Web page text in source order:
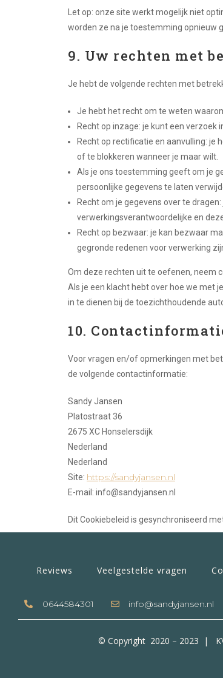
Let op: onze site werkt mogelijk niet
worden ze na je toestemming opnieuw
9. Uw rechten met
Je hebt de volgende rechten met
Je hebt het recht om te weten
Recht op inzage: je kunt een verzoek
Recht op rectificatie en aanvulling: je
of te blokkeren wanneer je maar wilt.
Als je ons toestemming geeft om je
persoonlijke gegevens te laten
Recht om je gegevens over te
verwerkingsverantwoordelijke en
Recht op bezwaar: je kan bezwaar
gegronde redenen voor verwerking
Om deze rechten uit te oefenen, neem
Als je een klacht hebt over hoe we met
in te dienen bij de toezichthoudende
10.
Voor vragen en/of opmerkingen met
de volgende contactinformatie:
Sandy Jansen
Platostraat 36
2675 XC Honselersdijk
Nederland
Nederland
Site: https://sandyjansen.nl
E-mail: info@sandyjansen.nl
Dit Cookiebeleid is gesynchroniseerd
Reviews Veelgestelde vragen
0644584301 info@sandyjansen.nl
© Copyright 2020 – 2023 |